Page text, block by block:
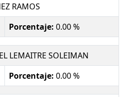
RAMOS
Porcentaje: 0.00 %
LEMAITRE SOLEIMAN
Porcentaje: 0.00 %